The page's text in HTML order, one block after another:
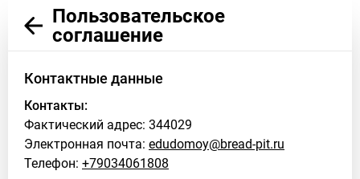
Пользовательское
соглашение
Контактные данные
Контакты:
Фактический адрес: 344029
Электронная почта: edudomoy@bread-pit.ru
Телефон: +79034061808